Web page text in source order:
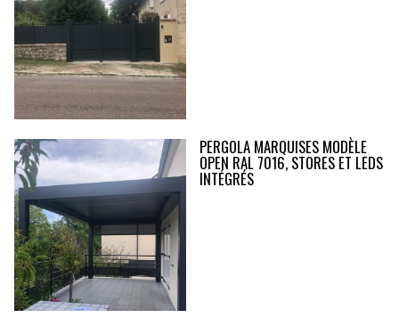
PERGOLA MARQUISES MODÈLE
OPEN RAL 7016, STORES ET LEDS
INTÉGRÉS